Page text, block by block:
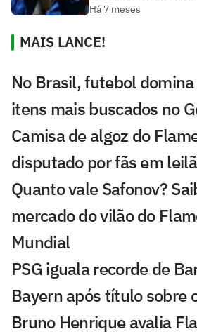
Há 7 meses
MAIS LANCE!
No Brasil, futebol
itens mais buscados no
Camisa de algoz do
disputado por fãs em
Quanto vale Safonov?
mercado do vilão do
Mundial
PSG iguala recorde de
Bayern após título sobre
Bruno Henrique avalia